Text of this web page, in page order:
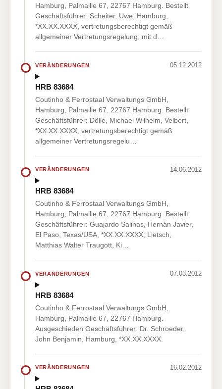
Hamburg, Palmaille 67, 22767 Hamburg. Bestellt
Geschäftsführer: Scheiter, Uwe, Hamburg,
*XX.XX.XXXX, vertretungsberechtigt gemäß
allgemeiner Vertretungsregelung; mit d…
VERÄNDERUNGEN 05.12.2012
HRB 83684
Coutinho & Ferrostaal Verwaltungs GmbH,
Hamburg, Palmaille 67, 22767 Hamburg. Bestellt
Geschäftsführer: Dölle, Michael Wilhelm, Velbert,
*XX.XX.XXXX, vertretungsberechtigt gemäß
allgemeiner Vertretungsregelu…
VERÄNDERUNGEN 14.06.2012
HRB 83684
Coutinho & Ferrostaal Verwaltungs GmbH,
Hamburg, Palmaille 67, 22767 Hamburg. Bestellt
Geschäftsführer: Guajardo Salinas, Hernán Javier,
El Paso, Texas/USA, *XX.XX.XXXX; Lietsch,
Matthias Walter Traugott, Ki…
VERÄNDERUNGEN 07.03.2012
HRB 83684
Coutinho & Ferrostaal Verwaltungs GmbH,
Hamburg, Palmaille 67, 22767 Hamburg.
Ausgeschieden Geschäftsführer: Dr. Schroeder,
John Benjamin, Hamburg, *XX.XX.XXXX.
VERÄNDERUNGEN 16.02.2012